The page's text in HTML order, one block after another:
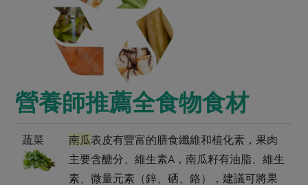
營養師推薦全食物食材
蔬菜 南瓜表皮有豐富的膳食纖維和植化素，果肉
主要含醣分、維生素A，南瓜籽有油脂、維生
素、微量元素（鋅、硒、鉻），建議可將果